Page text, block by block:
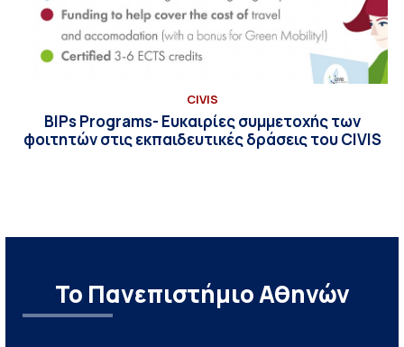
CIVIS
BIPs Programs- Ευκαιρίες συμμετοχής των
φοιτητών στις εκπαιδευτικές δράσεις του CIVIS
Το Πανεπιστήμιο Αθηνών